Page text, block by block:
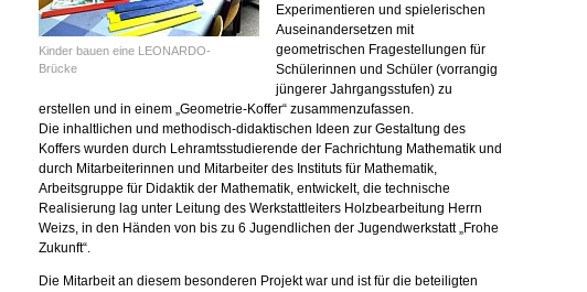
Kinder bauen eine LEONARDO-
Brücke
Experimentieren und spielerischen
Auseinandersetzen mit
geometrischen Fragestellungen für
Schülerinnen und Schüler (vorrangig
jüngerer Jahrgangsstufen) zu
erstellen und in einem „Geometrie-Koffer“ zusammenzufassen.
Die inhaltlichen und methodisch-didaktischen Ideen zur Gestaltung des
Koffers wurden durch Lehramtsstudierende der Fachrichtung Mathematik und
durch Mitarbeiterinnen und Mitarbeiter des Instituts für Mathematik,
Arbeitsgruppe für Didaktik der Mathematik, entwickelt, die technische
Realisierung lag unter Leitung des Werkstattleiters Holzbearbeitung Herrn
Weizs, in den Händen von bis zu 6 Jugendlichen der Jugendwerkstatt „Frohe
Zukunft“.
Die Mitarbeit an diesem besonderen Projekt war und ist für die beteiligten